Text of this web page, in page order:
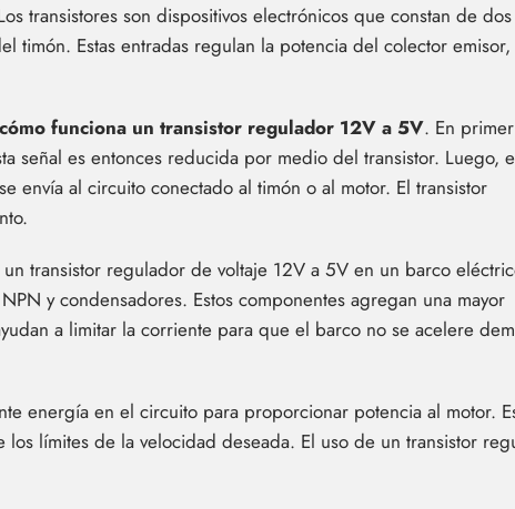
transistores son dispositivos electrónicos que constan de dos
timón. Estas entradas regulan la potencia del colector
funciona un transistor regulador 12V a 5V. En
señal es entonces reducida por medio del transistor. Luego,
envía al circuito conectado al timón o al motor. El transistor
transistor regulador de voltaje 12V a 5V en un barco
y condensadores. Estos componentes agregan una mayor
a limitar la corriente para que el barco no se acelere
energía en el circuito para proporcionar potencia al motor.
límites de la velocidad deseada. El uso de un transistor